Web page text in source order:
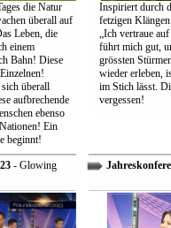
die Natur
überall auf
Leben, die
einem
Bahn! Diese
überall
aufbrechende
ebenso
Ein
beginnt!
Inspiriert durch
fetzigen
„Ich vertraue
führt mich gut,
grössten
wieder erleben,
im Stich lässt.
vergessen!
- Glowing